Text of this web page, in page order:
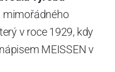
mimořádného
v roce 1929, kdy
MEISSEN v